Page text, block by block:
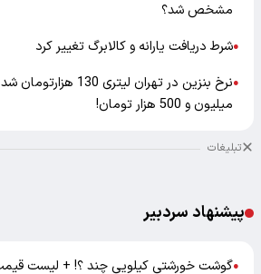
مشخص شد؟
●شرط دریافت یارانه و کالابرگ تغییر کرد
●
میلیون و 500 هزار تومان!
تبلیغات
پیشنهاد سردبیر
●